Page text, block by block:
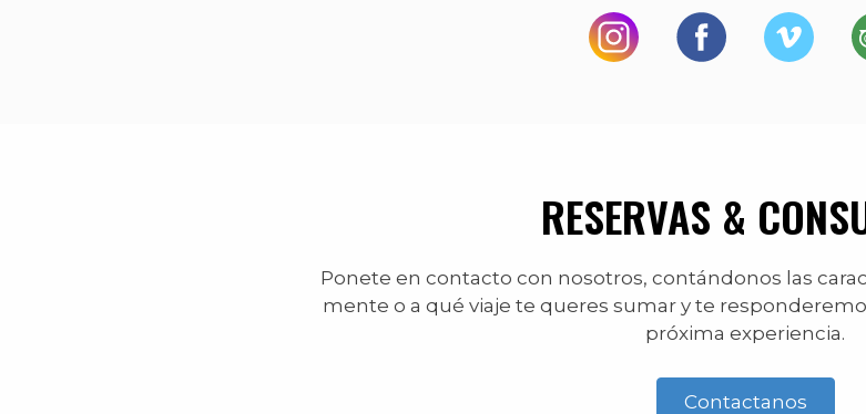
RESERVAS &
Ponete en contacto con nosotros, contándonos las
mente o a qué viaje te queres sumar y te
próxima experiencia.
Contactanos